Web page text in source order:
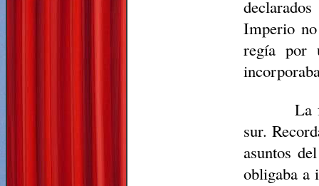
Imperio
regía por
La
sur.
asuntos
obligaba a